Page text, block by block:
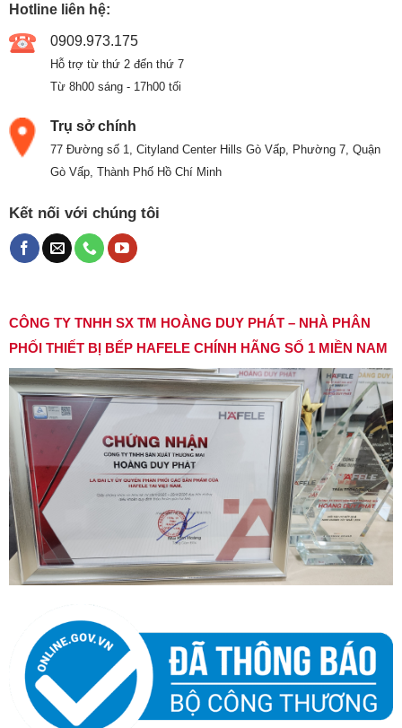
Hotline liên hệ:
0909.973.175
Hỗ trợ từ thứ 2 đến thứ 7
Từ 8h00 sáng - 17h00 tối
Trụ sở chính
77 Đường số 1, Cityland Center Hills Gò Vấp, Phường 7, Quận
Gò Vấp, Thành Phố Hồ Chí Minh
Kết nối với chúng tôi
CÔNG TY TNHH SX TM HOÀNG DUY PHÁT – NHÀ PHÂN
PHỐI THIẾT BỊ BẾP HAFELE CHÍNH HÃNG SỐ 1 MIỀN NAM